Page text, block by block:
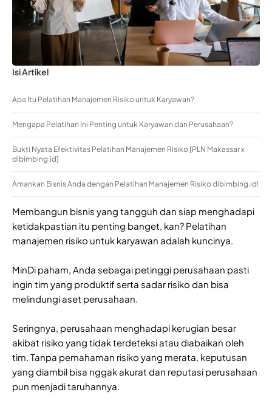
Isi Artikel
Apa Itu Pelatihan Manajemen Risiko untuk Karyawan?
Mengapa Pelatihan Ini Penting untuk Karyawan dan Perusahaan?
Bukti Nyata Efektivitas Pelatihan Manajemen Risiko [PLN Makassar x
dibimbing.id]
Amankan Bisnis Anda dengan Pelatihan Manajemen Risiko dibimbing.id!
Membangun bisnis yang tangguh dan siap menghadapi
ketidakpastian itu penting banget, kan? Pelatihan
manajemen risiko untuk karyawan adalah kuncinya.
MinDi paham, Anda sebagai petinggi perusahaan pasti
ingin tim yang produktif serta sadar risiko dan bisa
melindungi aset perusahaan.
Seringnya, perusahaan menghadapi kerugian besar
akibat risiko yang tidak terdeteksi atau diabaikan oleh
tim. Tanpa pemahaman risiko yang merata, keputusan
yang diambil bisa nggak akurat dan reputasi perusahaan
pun menjadi taruhannya.